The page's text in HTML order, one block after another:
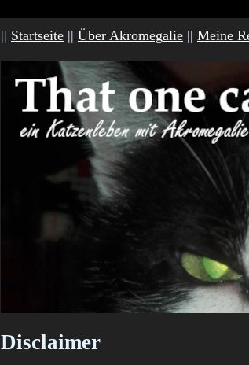
|| Startseite || Über Akromegalie || Meine
Disclaimer